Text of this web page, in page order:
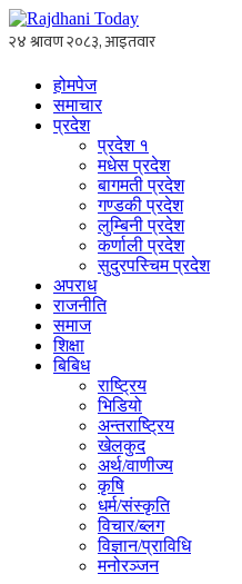
होमपेज
समाचार
प्रदेश
प्रदेश १
मधेस प्रदेश
बागमती प्रदेश
गण्डकी प्रदेश
लुम्बिनी प्रदेश
कर्णाली प्रदेश
सुदुरपस्चिम प्रदेश
अपराध
राजनीति
समाज
शिक्षा
बिबिध
राष्ट्रिय
भिडियो
अन्तराष्ट्रिय
खेलकुद
अर्थ/वाणीज्य
कृषि
धर्म/संस्कृति
विचार/ब्लग
विज्ञान/प्राविधि
मनोरञ्जन